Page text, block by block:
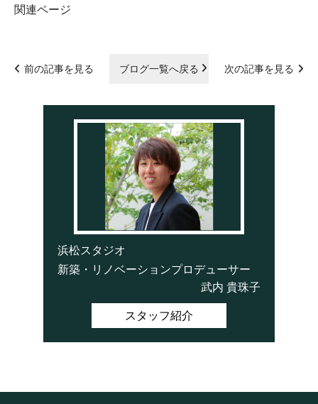
関連ページ
前の記事を見る ブログ一覧へ戻る 次の記事を見る
浜松スタジオ
新築・リノベーションプロデューサー
武内 貴珠子
スタッフ紹介